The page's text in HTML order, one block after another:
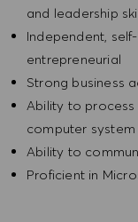
and leadership
Independent,
entrepreneurial
Strong business
Ability to
computer
Ability to
Proficient in